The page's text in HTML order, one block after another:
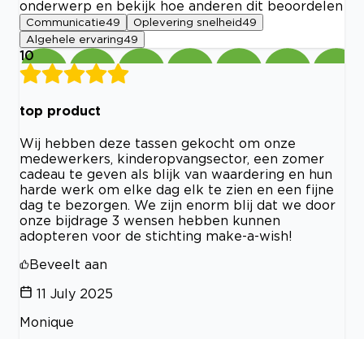
onderwerp en bekijk hoe anderen dit beoordelen
Communicatie49 Oplevering snelheid49
Algehele ervaring49
10
top product
Wij hebben deze tassen gekocht om onze
medewerkers, kinderopvangsector, een zomer
cadeau te geven als blijk van waardering en hun
harde werk om elke dag elk te zien en een fijne
dag te bezorgen. We zijn enorm blij dat we door
onze bijdrage 3 wensen hebben kunnen
adopteren voor de stichting make-a-wish!
Beveelt aan
11 July 2025
Monique